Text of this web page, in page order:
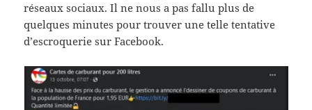
réseaux sociaux. Il ne nous a pas fallu plus de
quelques minutes pour trouver une telle tentative
d’escroquerie sur Facebook.